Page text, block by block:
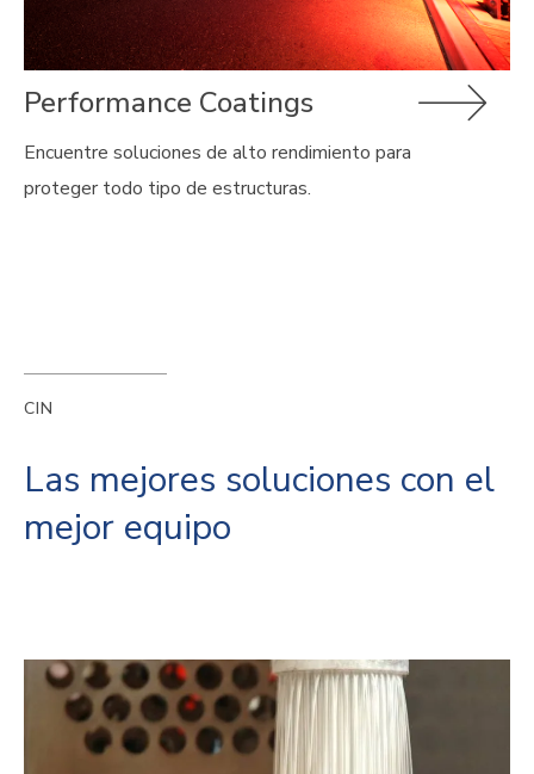
Performance Coatings
Encuentre soluciones de alto rendimiento para
proteger todo tipo de estructuras.
CIN
Las mejores soluciones con el
mejor equipo